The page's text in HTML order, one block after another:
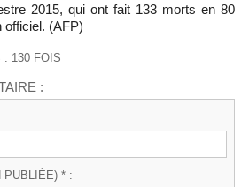
2015, qui ont fait 133 morts en 80
officiel. (AFP)
: 130 FOIS
:
PUBLIÉE) * :